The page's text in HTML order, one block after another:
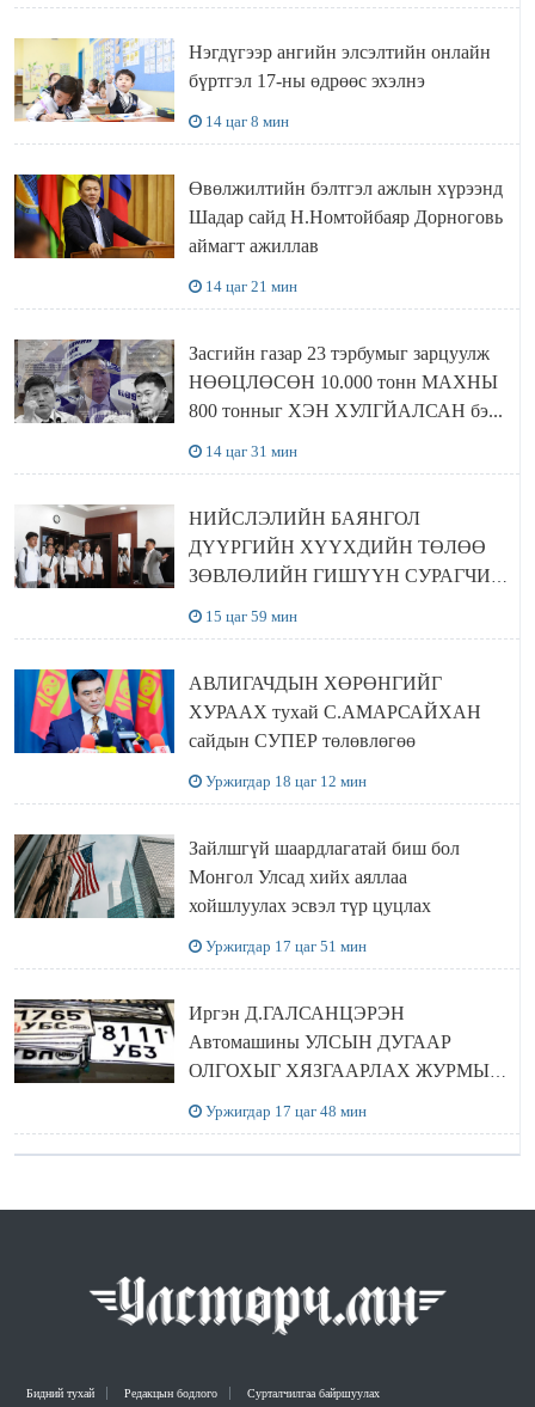
Нэгдүгээр ангийн элсэлтийн онлайн
бүртгэл 17-ны өдрөөс эхэлнэ
14 цаг 8 мин
Өвөлжилтийн бэлтгэл ажлын хүрээнд
Шадар сайд Н.Номтойбаяр Дорноговь
аймагт ажиллав
14 цаг 21 мин
Засгийн газар 23 тэрбумыг зарцуулж
НӨӨЦЛӨСӨН 10.000 тонн МАХНЫ
800 тонныг ХЭН ХУЛГЙАЛСАН бэ...
14 цаг 31 мин
НИЙСЛЭЛИЙН БАЯНГОЛ
ДҮҮРГИЙН ХҮҮХДИЙН ТӨЛӨӨ
ЗӨВЛӨЛИЙН ГИШҮҮН СУРАГЧИД
15 цаг 59 мин
АВЛИГАЧДЫН ХӨРӨНГИЙГ
ХУРААХ тухай С.АМАРСАЙХАН
сайдын СУПЕР төлөвлөгөө
Уржигдар 18 цаг 12 мин
Зайлшгүй шаардлагатай биш бол
Монгол Улсад хийх аяллаа
хойшлуулах эсвэл түр цуцлах
Уржигдар 17 цаг 51 мин
Иргэн Д.ГАЛСАНЦЭРЭН
Автомашины УЛСЫН ДУГААР
ОЛГОХЫГ ХЯЗГААРЛАХ ЖУРМЫГ
Уржигдар 17 цаг 48 мин
Бидний тухай Редакцын бодлого Сурталчилгаа байршуулах